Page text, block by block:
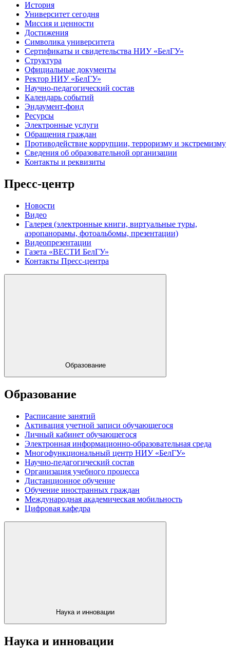
История
Университет сегодня
Миссия и ценности
Достижения
Символика университета
Сертификаты и свидетельства НИУ «БелГУ»
Структура
Официальные документы
Ректор НИУ «БелГУ»
Научно-педагогический состав
Календарь событий
Эндаумент-фонд
Ресурсы
Электронные услуги
Обращения граждан
Противодействие коррупции, терроризму и экстремизму
Сведения об образовательной организации
Контакты и реквизиты
Пресс-центр
Новости
Видео
Галерея (электронные книги, виртуальные туры,
аэропанорамы, фотоальбомы, презентации)
Видеопрезентации
Газета «ВЕСТИ БелГУ»
Контакты Пресс-центра
Образование
Образование
Расписание занятий
Активация учетной записи обучающегося
Личный кабинет обучающегося
Электронная информационно-образовательная среда
Многофункциональный центр НИУ «БелГУ»
Научно-педагогический состав
Организация учебного процесса
Дистанционное обучение
Обучение иностранных граждан
Международная академическая мобильность
Цифровая кафедра
Наука и инновации
Наука и инновации